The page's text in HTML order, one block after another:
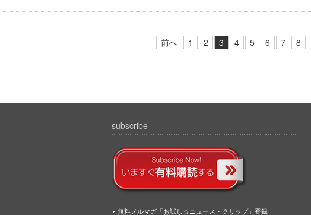
前へ 1 2 3 4 5 6 7 8
subscribe
無料メルマガ「お試し☆ニュース・クリップ」登録